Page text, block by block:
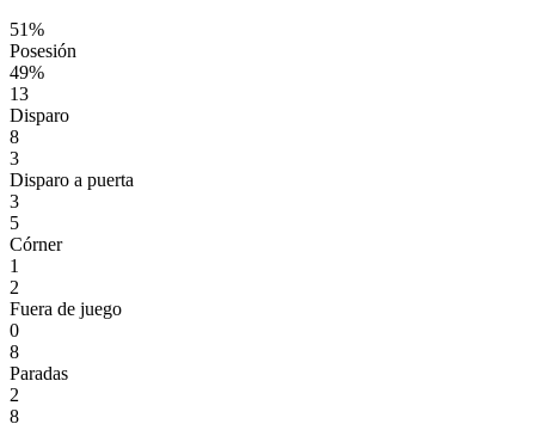
51%
Posesión
49%
13
Disparo
8
3
Disparo a puerta
3
5
Córner
1
2
Fuera de juego
0
8
Paradas
2
8